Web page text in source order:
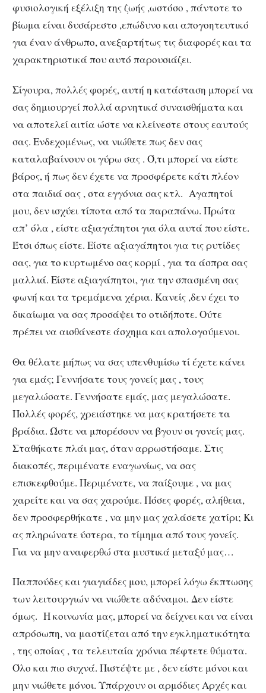
φυσιολογική εξέλιξη της ζωής ,ωστόσο , πάντοτε το
βίωμα είναι δυσάρεστο ,επώδυνο και απογοητευτικό
για έναν άνθρωπο, ανεξαρτήτως τις διαφορές και τα
χαρακτηριστικά που αυτό παρουσιάζει.
Σίγουρα, πολλές φορές, αυτή η κατάσταση μπορεί να
σας δημιουργεί πολλά αρνητικά συναισθήματα και
να αποτελεί αιτία ώστε να κλείνεστε στους εαυτούς
σας. Ενδεχομένως, να νιώθετε πως δεν σας
καταλαβαίνουν οι γύρω σας . Ό,τι μπορεί να είστε
βάρος, ή πως δεν έχετε να προσφέρετε κάτι πλέον
στα παιδιά σας , στα εγγόνια σας κτλ. Αγαπητοί
μου, δεν ισχύει τίποτα από τα παραπάνω. Πρώτα
απ’ όλα , είστε αξιαγάπητοι για όλα αυτά που είστε.
Έτσι όπως είστε. Είστε αξιαγάπητοι για τις ρυτίδες
σας, για το κυρτωμένο σας κορμί , για τα άσπρα σας
μαλλιά. Είστε αξιαγάπητοι, για την σπασμένη σας
φωνή και τα τρεμάμενα χέρια. Κανείς ,δεν έχει το
δικαίωμα να σας προσάψει το οτιδήποτε. Ούτε
πρέπει να αισθάνεστε άσχημα και απολογούμενοι.
Θα θέλατε μήπως να σας υπενθυμίσω τί έχετε κάνει
για εμάς; Γεννήσατε τους γονείς μας , τους
μεγαλώσατε. Γεννήσατε εμάς, μας μεγαλώσατε.
Πολλές φορές, χρειάστηκε να μας κρατήσετε τα
βράδια. Ώστε να μπορέσουν να βγουν οι γονείς μας.
Σταθήκατε πλάι μας, όταν αρρωστήσαμε. Στις
διακοπές, περιμένατε εναγωνίως, να σας
επισκεφθούμε. Περιμένατε, να παίξουμε , να μας
χαρείτε και να σας χαρούμε. Πόσες φορές, αλήθεια,
δεν προσφερθήκατε , να μην μας χαλάσετε χατίρι; Κι
ας πληρώνατε ύστερα, το τίμημα από τους γονείς.
Για να μην αναφερθώ στα μυστικά μεταξύ μας…
Παππούδες και γιαγιάδες μου, μπορεί λόγω έκπτωσης
των λειτουργιών να νιώθετε αδύναμοι. Δεν είστε
όμως. Η κοινωνία μας, μπορεί να δείχνει και να είναι
απρόσωπη, να μαστίζεται από την εγκληματικότητα
, της οποίας , τα τελευταία χρόνια πέφτετε θύματα.
Όλο και πιο συχνά. Πιστέψτε με , δεν είστε μόνοι και
μην νιώθετε μόνοι. Υπάρχουν οι αρμόδιες Αρχές και